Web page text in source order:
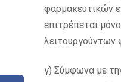
φαρμακευτικών
επιτρέπεται
λειτουργούντων
γ) Σύμφωνα με